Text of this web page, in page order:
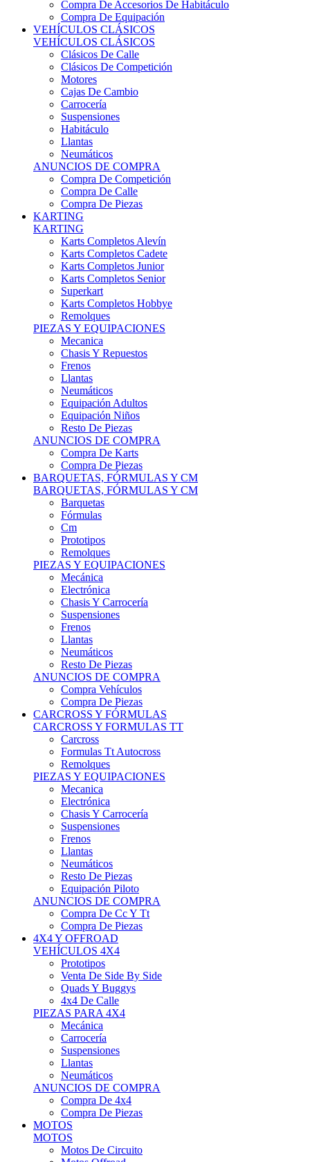
Compra De Accesorios De Habitáculo
Compra De Equipación
VEHÍCULOS CLÁSICOS
VEHÍCULOS CLÁSICOS
Clásicos De Calle
Clásicos De Competición
Motores
Cajas De Cambio
Carrocería
Suspensiones
Habitáculo
Llantas
Neumáticos
ANUNCIOS DE COMPRA
Compra De Competición
Compra De Calle
Compra De Piezas
KARTING
KARTING
Karts Completos Alevín
Karts Completos Cadete
Karts Completos Junior
Karts Completos Senior
Superkart
Karts Completos Hobbye
Remolques
PIEZAS Y EQUIPACIONES
Mecanica
Chasis Y Repuestos
Frenos
Llantas
Neumáticos
Equipación Adultos
Equipación Niños
Resto De Piezas
ANUNCIOS DE COMPRA
Compra De Karts
Compra De Piezas
BARQUETAS, FÓRMULAS Y CM
BARQUETAS, FÓRMULAS Y CM
Barquetas
Fórmulas
Cm
Prototipos
Remolques
PIEZAS Y EQUIPACIONES
Mecánica
Electrónica
Chasis Y Carrocería
Suspensiones
Frenos
Llantas
Neumáticos
Resto De Piezas
ANUNCIOS DE COMPRA
Compra Vehículos
Compra De Piezas
CARCROSS Y FÓRMULAS
CARCROSS Y FORMULAS TT
Carcross
Formulas Tt Autocross
Remolques
PIEZAS Y EQUIPACIONES
Mecanica
Electrónica
Chasis Y Carrocería
Suspensiones
Frenos
Llantas
Neumáticos
Resto De Piezas
Equipación Piloto
ANUNCIOS DE COMPRA
Compra De Cc Y Tt
Compra De Piezas
4X4 Y OFFROAD
VEHÍCULOS 4X4
Prototipos
Venta De Side By Side
Quads Y Buggys
4x4 De Calle
PIEZAS PARA 4X4
Mecánica
Carrocería
Suspensiones
Llantas
Neumáticos
ANUNCIOS DE COMPRA
Compra De 4x4
Compra De Piezas
MOTOS
MOTOS
Motos De Circuito